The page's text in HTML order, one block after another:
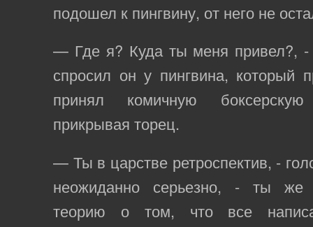
подошел к пингвину, от него не
— Где я? Куда ты меня привел?, -
спросил он у пингвина, который
принял комичную
прикрывая торец.
— Ты в царстве ретроспектив, -
неожиданно серьезно, - ты же
теорию о том, что все